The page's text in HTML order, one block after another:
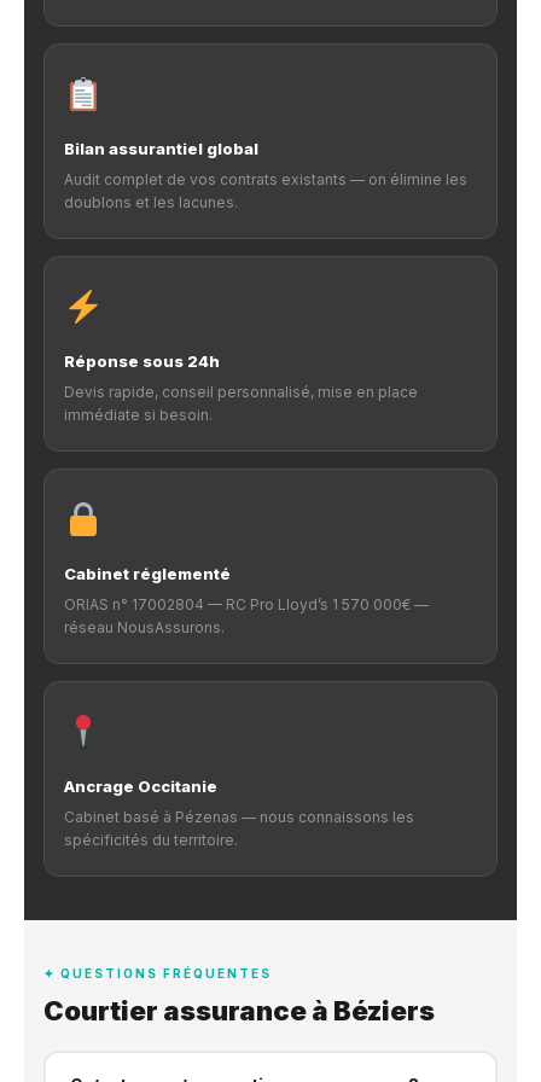
Bilan assurantiel global
Audit complet de vos contrats existants — on élimine les
doublons et les lacunes.
Réponse sous 24h
Devis rapide, conseil personnalisé, mise en place
immédiate si besoin.
Cabinet réglementé
ORIAS n° 17002804 — RC Pro Lloyd’s 1 570 000€ —
réseau NousAssurons.
Ancrage Occitanie
Cabinet basé à Pézenas — nous connaissons les
spécificités du territoire.
✦ QUESTIONS FRÉQUENTES
Courtier assurance à Béziers